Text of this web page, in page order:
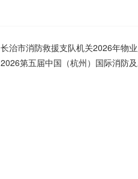
长治市消防救援支队机关2026年物
2026第五届中国（杭州）国际消防